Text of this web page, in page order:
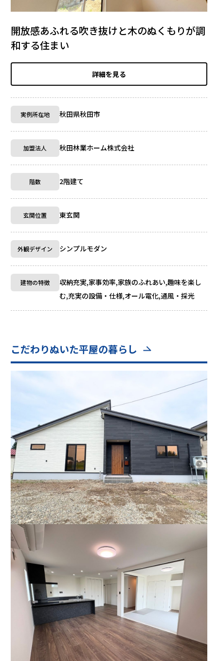
開放感あふれる吹き抜けと木のぬくもりが調
和する住まい
詳細を見る
実例所在地 秋田県秋田市
加盟法人 秋田林業ホーム株式会社
階数 2階建て
玄関位置 東玄関
外観デザイン シンプルモダン
建物の特徴
収納充実,家事効率,家族のふれあい,趣味を楽し
む,充実の設備・仕様,オール電化,通風・採光
こだわりぬいた平屋の暮らし